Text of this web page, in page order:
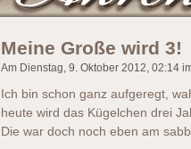
Meine Große wird 3!
Am Dienstag, 9. Oktober 2012, 02:14
Ich bin schon ganz aufgeregt,
heute wird das Kügelchen drei
Die war doch noch eben am